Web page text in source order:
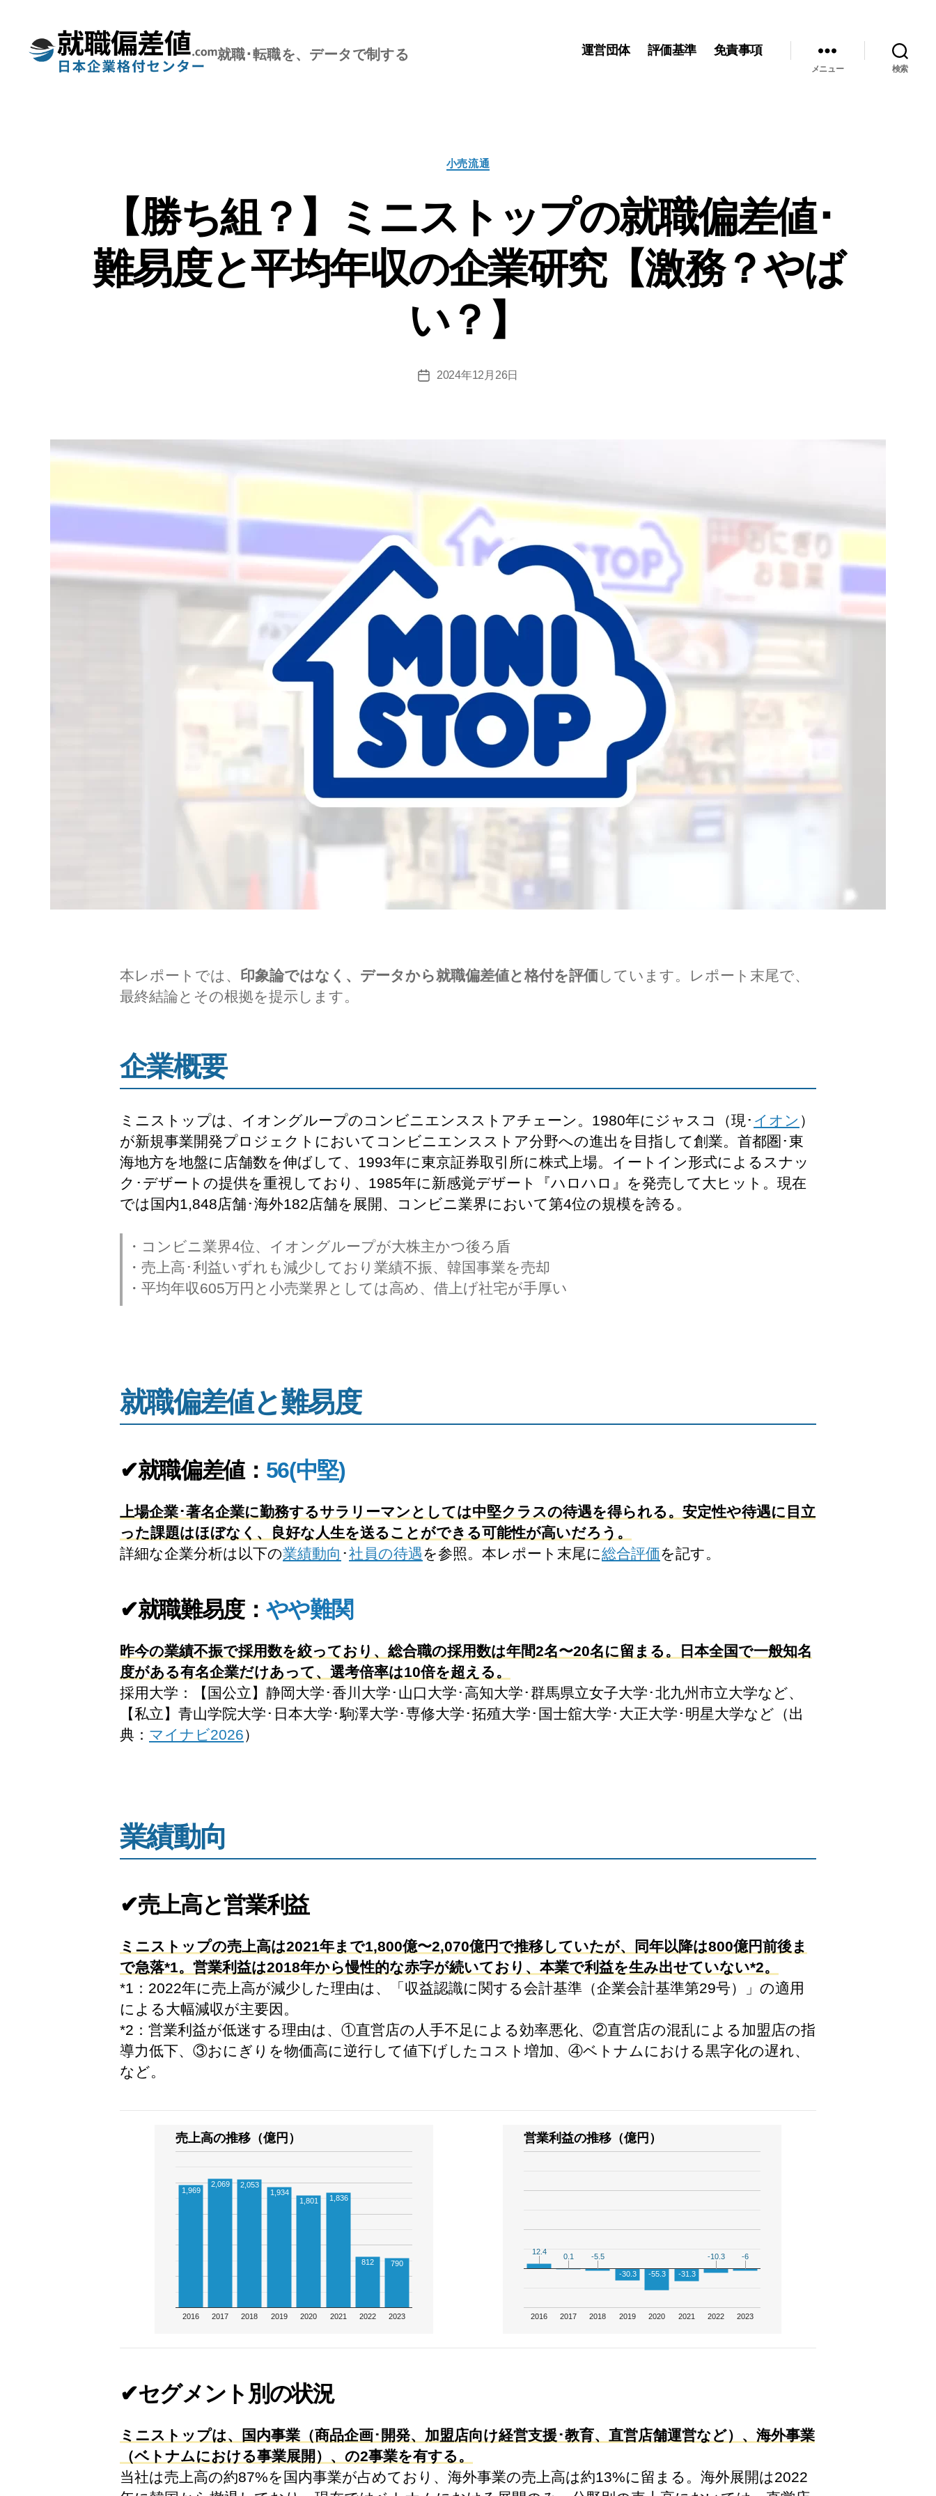
就職･転職を、データで制する 運営団体 評価基準 免責事項
メニュー 検索
カ
テ
リ
ー
小売流通
【勝ち組？】ミニストップの就職偏差値･
難易度と平均年収の企業研究【激務？やば
い？】
投
2024年12月26日
本レポートでは、 印象論ではなく、データから就職偏差値と格付を評価しています。レポート末尾で、
最終結論とその根拠を提示します。
企業概要
ミニストップは、イオングループのコンビニエンスストアチェーン。1980年にジャスコ（現･ イオン ）
が新規事業開発プロジェクトにおいてコンビニエンスストア分野への進出を目指して創業。首都圏･東
海地方を地盤に店舗数を伸ばして、1993年に東京証券取引所に株式上場。イートイン形式によるスナッ
ク･デザートの提供を重視しており、1985年に新感覚デザート『ハロハロ』を発売して大ヒット。現在
では国内1,848店舗･海外182店舗を展開、コンビニ業界において第4位の規模を誇る。
・コンビニ業界4位、イオングループが大株主かつ後ろ盾
・売上高･利益いずれも減少しており業績不振、韓国事業を売却
・平均年収605万円と小売業界としては高め、借上げ社宅が手厚い
就職偏差値と難易度
✔就職偏差値： 56(中堅)
上場企業･著名企業に勤務するサラリーマンとしては中堅クラスの待遇を得られる。安定性や待遇に目立
った課題はほぼなく、良好な人生を送ることができる可能性が高いだろう。
詳細な企業分析は以下の業績動向 ･社員の待遇を参照。本レポート末尾に総合評価を記す。
✔就職難易度： やや難関
昨今の業績不振で採用数を絞っており、総合職の採用数は年間2名〜20名に留まる。日本全国で一般知名
度がある有名企業だけあって、選考倍率は10倍を超える。
採用大学：【国公立】静岡大学･香川大学･山口大学･高知大学･群馬県立女子大学･北九州市立大学など、
【私立】青山学院大学･日本大学･駒澤大学･専修大学･拓殖大学･国士舘大学･大正大学･明星大学など（出
典： マイナビ2026）
業績動向
✔売上高と営業利益
ミニストップの売上高は2021年まで1,800億〜2,070億円で推移していたが、同年以降は800億円前後ま
で急落*1。営業利益は2018年から慢性的な赤字が続いており、本業で利益を生み出せていない*2。
*1：2022年に売上高が減少した理由は、「収益認識に関する会計基準（企業会計基準第29号）」の適用
による大幅減収が主要因。
*2：営業利益が低迷する理由は、①直営店の人手不足による効率悪化、②直営店の混乱による加盟店の指
導力低下、③おにぎりを物価高に逆行して値下げしたコスト増加、④ベトナムにおける黒字化の遅れ、
など。
売上高の推移（億円）
2016 2017 2018 2019 2020 2021 2022 2023
1,969
2,069
2,053
1,934
1,801
1,836
812 790
営業利益の推移（億円）
2016 2017 2018 2019 2020 2021 2022 2023
12.4
12.4
0.1
0.1 -5.5
-5.5
-30.3 -55.3 -31.3
-10.3
-10.3 -6
-6
✔セグメント別の状況
ミニストップは、国内事業（商品企画･開発、加盟店向け経営支援･教育、直営店舗運営など）、海外事業
（ベトナムにおける事業展開）、の2事業を有する。
当社は売上高の約87%を国内事業が占めており、海外事業の売上高は約13%に留まる。海外展開は2022